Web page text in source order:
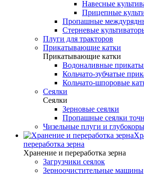
Навесные
Прицепные
Пропашные
Стерневые
Плуги для тракторов
Прикатывающие катки
Прикатывающие катки
Водоналивные
Кольчато-зубчатые
Кольчато-шпоровые
Сеялки
Сеялки
Зерновые сеялки
Пропашные сеялки
Чизельные плуги и
переработка зерна
Хранение и переработка зерна
Загрузчики сеялок
Зерноочистительные машины